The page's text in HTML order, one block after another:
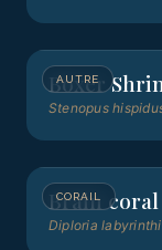
AUTRE
Boxer
Stenopus
CORAIL
Brain coral
Diploria